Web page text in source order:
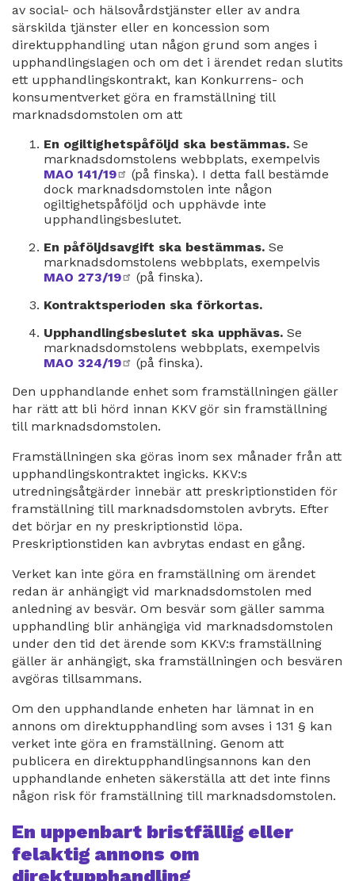
av social- och hälsovårdstjänster eller av andra
särskilda tjänster eller en koncession som
direktupphandling utan någon grund som anges i
upphandlingslagen och om det i ärendet redan slutits
ett upphandlingskontrakt, kan Konkurrens- och
konsumentverket göra en framställning till
marknadsdomstolen om att
En ogiltighetspåföljd ska bestämmas. Se
marknadsdomstolens webbplats, exempelvis
MAO 141/19
extern
länk
(på finska). I detta fall bestämde
dock marknadsdomstolen inte någon
ogiltighetspåföljd och upphävde inte
upphandlingsbeslutet.
En påföljdsavgift ska bestämmas. Se
marknadsdomstolens webbplats, exempelvis
MAO 273/19
extern
(på finska).
Kontraktsperioden ska förkortas.
Upphandlingsbeslutet ska upphävas. Se
marknadsdomstolens webbplats, exempelvis
MAO 324/19
extern
(på finska).
Den upphandlande enhet som framställningen gäller
har rätt att bli hörd innan KKV gör sin framställning
till marknadsdomstolen.
Framställningen ska göras inom sex månader från att
upphandlingskontraktet ingicks. KKV:s
utredningsåtgärder innebär att preskriptionstiden för
framställning till marknadsdomstolen avbryts. Efter
det börjar en ny preskriptionstid löpa.
Preskriptionstiden kan avbrytas endast en gång.
Verket kan inte göra en framställning om ärendet
redan är anhängigt vid marknadsdomstolen med
anledning av besvär. Om besvär som gäller samma
upphandling blir anhängiga vid marknadsdomstolen
under den tid det ärende som KKV:s framställning
gäller är anhängigt, ska framställningen och besvären
avgöras tillsammans.
Om den upphandlande enheten har lämnat in en
annons om direktupphandling som avses i 131 § kan
verket inte göra en framställning. Genom att
publicera en direktupphandlingsannons kan den
upphandlande enheten säkerställa att det inte finns
någon risk för framställning till marknadsdomstolen.
En uppenbart bristfällig eller
felaktig annons om
direktupphandling